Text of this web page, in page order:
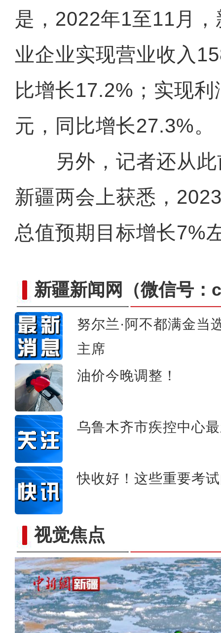
是，2022年1至11月
业企业实现营业收入
比增长17.2%；实现
元，同比增长27.3%。
另外，记者还从此
新疆两会上获悉，
总值预期目标增长7%
新疆新闻网 （微信号
努尔兰·阿不都满金当
主席
油价今晚调整！
乌鲁木齐市疾控中心
快收好！这些重要考
视觉焦点
新疆和田：花馍飘香年味
新疆特克斯：雪后的村